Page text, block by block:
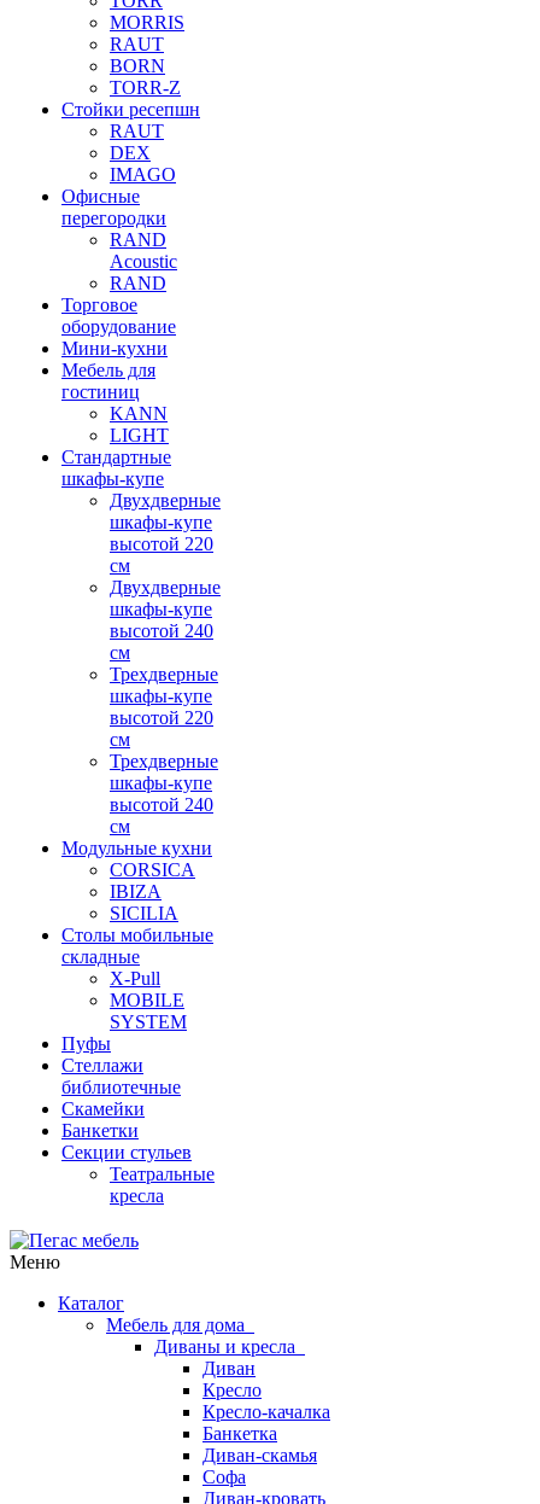
MORRIS
RAUT
BORN
TORR-Z
Стойки ресепшн
RAUT
DEX
IMAGO
Офисные
перегородки
RAND
Acoustic
RAND
Торговое
оборудование
Мини-кухни
Мебель для
гостиниц
KANN
LIGHT
Стандартные
шкафы-купе
Двухдверные
шкафы-купе
высотой 220
см
Двухдверные
шкафы-купе
высотой 240
см
Трехдверные
шкафы-купе
высотой 220
см
Трехдверные
шкафы-купе
высотой 240
см
Модульные кухни
CORSICA
IBIZA
SICILIA
Столы мобильные
складные
X-Pull
MOBILE
SYSTEM
Пуфы
Стеллажи
библиотечные
Скамейки
Банкетки
Секции стульев
Театральные
кресла
Меню
Каталог
Мебель для дома
Диваны и кресла
Диван
Кресло
Кресло-качалка
Банкетка
Диван-скамья
Софа
Диван-кровать